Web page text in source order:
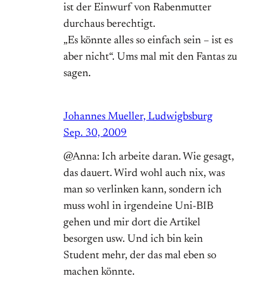
ist der Einwurf von Rabenmutter
durchaus berechtigt.
„Es könnte alles so einfach sein – ist es
aber nicht“. Ums mal mit den Fantas zu
sagen.
Johannes Mueller, Ludwigbsburg
Sep. 30, 2009
@Anna: Ich arbeite daran. Wie gesagt,
das dauert. Wird wohl auch nix, was
man so verlinken kann, sondern ich
muss wohl in irgendeine Uni-BIB
gehen und mir dort die Artikel
besorgen usw. Und ich bin kein
Student mehr, der das mal eben so
machen könnte.